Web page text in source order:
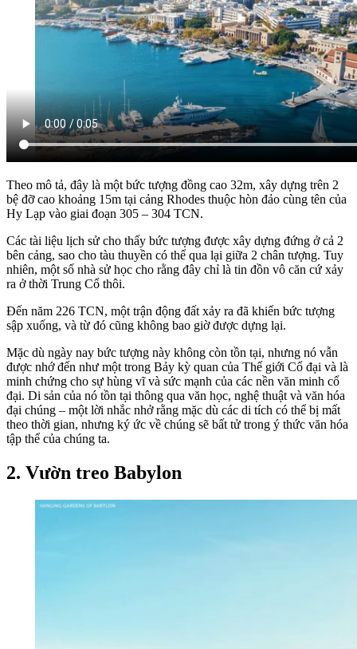
Theo mô tả, đây là một bức tượng đồng cao 32m, xây dựng trên 2
bệ đỡ cao khoảng 15m tại cảng Rhodes thuộc hòn đảo cùng tên của
Hy Lạp vào giai đoạn 305 – 304 TCN.
Các tài liệu lịch sử cho thấy bức tượng được xây dựng đứng ở cả 2
bên cảng, sao cho tàu thuyền có thể qua lại giữa 2 chân tượng. Tuy
nhiên, một số nhà sử học cho rằng đây chỉ là tin đồn vô căn cứ xảy
ra ở thời Trung Cổ thôi.
Đến năm 226 TCN, một trận động đất xảy ra đã khiến bức tượng
sập xuống, và từ đó cũng không bao giờ được dựng lại.
Mặc dù ngày nay bức tượng này không còn tồn tại, nhưng nó vẫn
được nhớ đến như một trong Bảy kỳ quan của Thế giới Cổ đại và là
minh chứng cho sự hùng vĩ và sức mạnh của các nền văn minh cổ
đại. Di sản của nó tồn tại thông qua văn học, nghệ thuật và văn hóa
đại chúng – một lời nhắc nhở rằng mặc dù các di tích có thể bị mất
theo thời gian, nhưng ký ức về chúng sẽ bất tử trong ý thức văn hóa
tập thể của chúng ta.
2. Vườn treo Babylon